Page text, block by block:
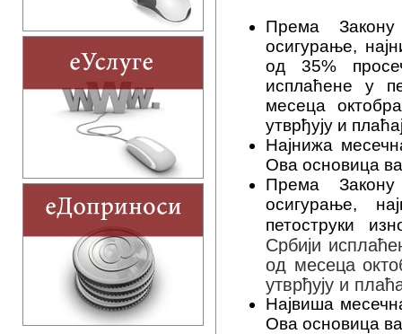
Према
осигурање,
од 35%
исплаћене у
месеца
утврђују и
Hајнижа
Овa основица
Према
осигурање,
петоструки
Србији
од месеца
утврђују и
Највиша
Ова основица